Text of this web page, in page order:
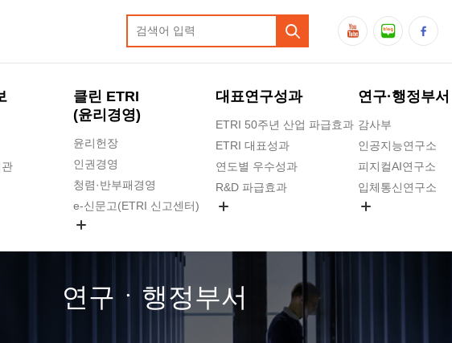
클린 ETRI
(윤리경영)
윤리헌장
인권경영
청렴·반부패경영
e-신문고(ETRI 신고센터)
고객의소리
수의계약 현황
대표연구성과
ETRI 50주년 산업 파급효과
ETRI 대표성과
연도별 우수성과
R&D 파급효과
연구·행정부서
감사부
인공지능연구소
피지컬AI연구소
입체통신연구소
연구ㆍ행정부서